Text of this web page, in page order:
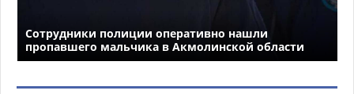
Сотрудники полиции оперативно нашли
пропавшего мальчика в Акмолинской области